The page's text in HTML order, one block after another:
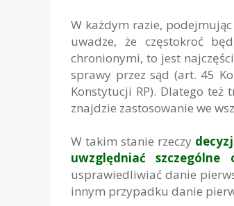
W każdym razie,
uwadze, że częstokroć
chronionymi, to jest
sprawy przez sąd (art. 45
Konstytucji RP). Dlatego
znajdzie zastosowanie we
W takim stanie rzeczy
uwzględniać
usprawiedliwiać danie
innym przypadku danie